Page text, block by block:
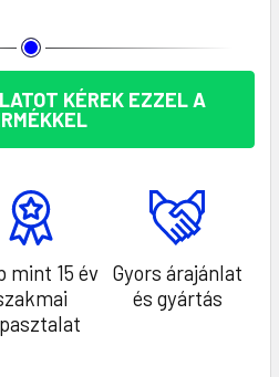
KÉREK EZZEL A
mint 15 év Gyors árajánlat
és gyártás